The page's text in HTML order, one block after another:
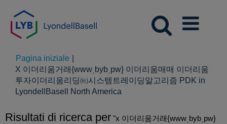
Pagina iniziale
X 이더리움거래{wwwͺbybͺpw} 이더리움매매 이더리움
투자이더리움리딩㈳시스템트레이딩알고리즘 PDK in
LyondellBasell North America
Risultati di ricerca per "x 이더리움거래{wwwͺbybͺpw}